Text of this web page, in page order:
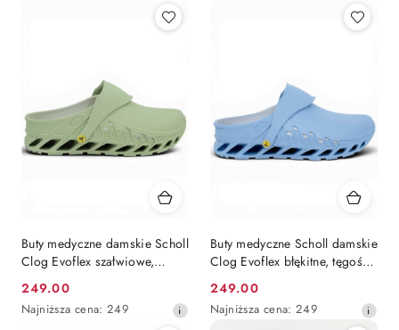
Buty medyczne damskie Scholl
Clog Evoflex szałwiowe,
Cena
promocyjna:
249.00
Najniższa
Najniższa cena: 249
Buty medyczne Scholl damskie
Clog Evoflex błękitne, tęgość
Cena
promocyjna:
249.00
Najniższa
Najniższa cena: 249